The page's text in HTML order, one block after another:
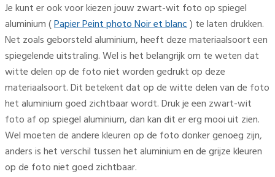
Je kunt er ook voor kiezen jouw zwart-wit foto op spiegel
aluminium (Papier Peint photo Noir et blanc) te laten drukken.
Net zoals geborsteld aluminium, heeft deze materiaalsoort een
spiegelende uitstraling. Wel is het belangrijk om te weten dat
witte delen op de foto niet worden gedrukt op deze
materiaalsoort. Dit betekent dat op de witte delen van de foto
het aluminium goed zichtbaar wordt. Druk je een zwart-wit
foto af op spiegel aluminium, dan kan dit er erg mooi uit zien.
Wel moeten de andere kleuren op de foto donker genoeg zijn,
anders is het verschil tussen het aluminium en de grijze kleuren
op de foto niet goed zichtbaar.